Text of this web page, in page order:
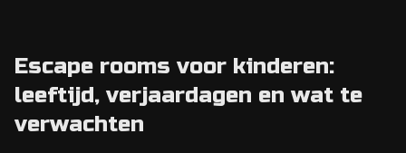
Escape rooms voor kinderen:
leeftijd, verjaardagen en wat te
verwachten